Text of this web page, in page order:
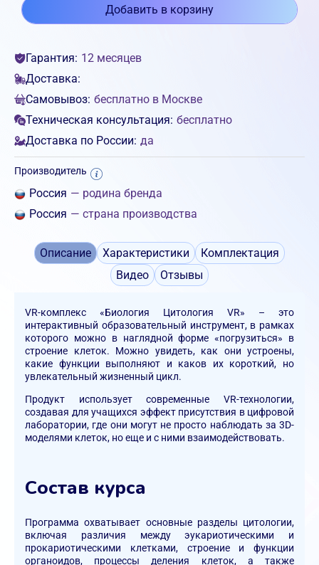
Добавить в корзину
Гарантия: 12 месяцев
Доставка:
Самовывоз: бесплатно в Москве
Техническая консультация: бесплатно
Доставка по России: да
Производитель
Россия — родина бренда
Россия — страна производства
Описание Характеристики
Комплектация
Видео
Отзывы
VR-комплекс «Биология Цитология VR» – это
интерактивный образовательный инструмент, в рамках
которого можно в наглядной форме «погрузиться» в
строение клеток. Можно увидеть, как они устроены,
какие функции выполняют и каков их короткий, но
увлекательный жизненный цикл.
Продукт использует современные VR-технологии,
создавая для учащихся эффект присутствия в цифровой
лаборатории, где они могут не просто наблюдать за 3D-
моделями клеток, но еще и с ними взаимодействовать.
Состав курса
Программа охватывает основные разделы цитологии,
включая различия между эукариотическими и
прокариотическими клетками, строение и функции
органоидов, процессы деления клеток, а также